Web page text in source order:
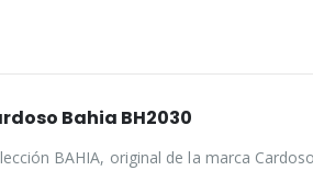
Bahia BH2030
BAHIA, original de la marca